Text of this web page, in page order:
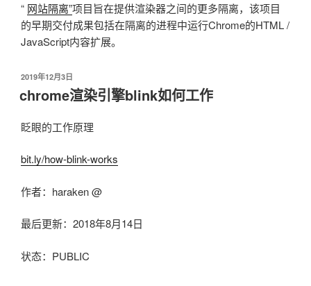
“ 网站隔离”项目旨在提供渲染器之间的更多隔离，该项目
的早期交付成果包括在隔离的进程中运行Chrome的HTML /
JavaScript内容扩展。
发
布
于
2019年12月3日
chrome渲染引擎blink如何工作
眨眼的工作原理
bit.ly/how-blink-works
作者：haraken @
最后更新：2018年8月14日
状态：PUBLIC